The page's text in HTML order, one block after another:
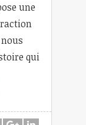
une
qui